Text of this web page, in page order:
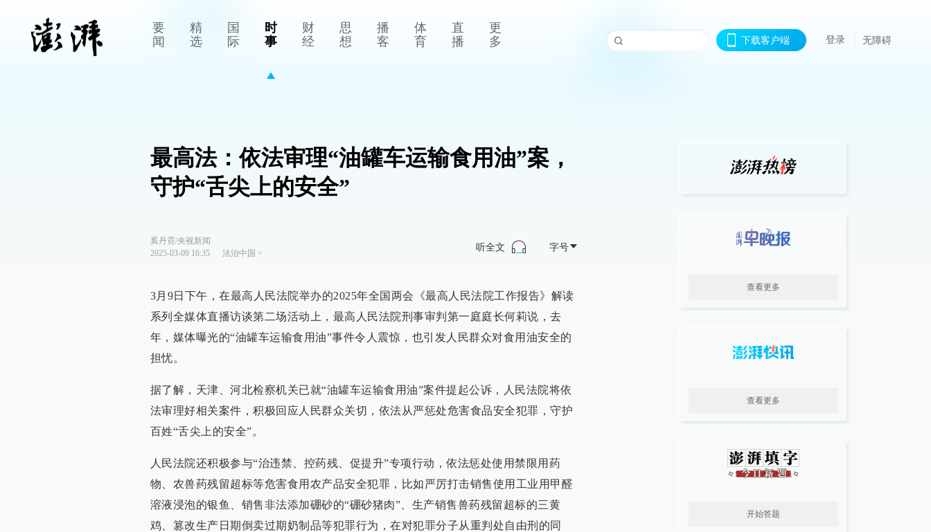
要
闻
精
选
国
际
时
事
财
经
思
想
播
客
体
育
直
播
更
多
下载客户端 登录 无障碍
最高法：依法审理“油罐车运输食用油”案，
守护“舌尖上的安全”
奚丹霓/央视新闻
2025-03-09 16:35
法治中国 >
听全文 字号
3月9日下午，在最高人民法院举办的2025年全国两会《最高人民法院工作报告》解读
系列全媒体直播访谈第二场活动上，最高人民法院刑事审判第一庭庭长何莉说，去
年，媒体曝光的“油罐车运输食用油”事件令人震惊，也引发人民群众对食用油安全的
担忧。
据了解，天津、河北检察机关已就“油罐车运输食用油”案件提起公诉，人民法院将依
法审理好相关案件，积极回应人民群众关切，依法从严惩处危害食品安全犯罪，守护
百姓“舌尖上的安全”。
人民法院还积极参与“治违禁、控药残、促提升”专项行动，依法惩处使用禁限用药
物、农兽药残留超标等危害食用农产品安全犯罪，比如严厉打击销售使用工业用甲醛
溶液浸泡的银鱼、销售非法添加硼砂的“硼砂猪肉”、生产销售兽药残留超标的三黄
鸡、篡改生产日期倒卖过期奶制品等犯罪行为，在对犯罪分子从重判处自由刑的同
查看更多
查看更多
开始答题